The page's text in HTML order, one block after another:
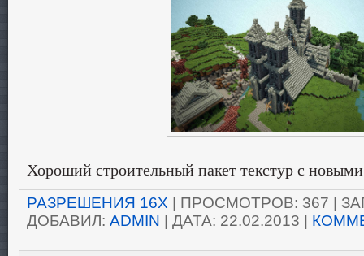
Хороший строительный пакет текстур с
РАЗРЕШЕНИЯ 16X | ПРОСМОТРОВ: 367 |
ДОБАВИЛ: ADMIN | ДАТА: 22.02.2013 |